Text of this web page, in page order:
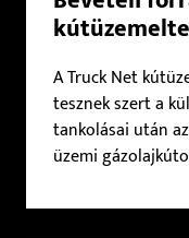
A Truck Net
tesznek szert a
tankolásai után
üzemi